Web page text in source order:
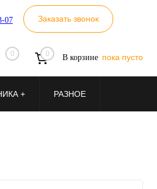
07 Заказать звонок
0 0 В корзине пока пусто
+ РАЗНОЕ